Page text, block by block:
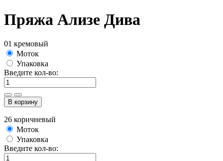
Пряжа Ализе Дива
01 кремовый
Моток
Упаковка
Введите кол-во:
В корзину
26 коричневый
Моток
Упаковка
Введите кол-во: